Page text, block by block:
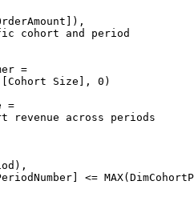
cohort and period
=
[Cohort Size], 0)
=
across periods
<=